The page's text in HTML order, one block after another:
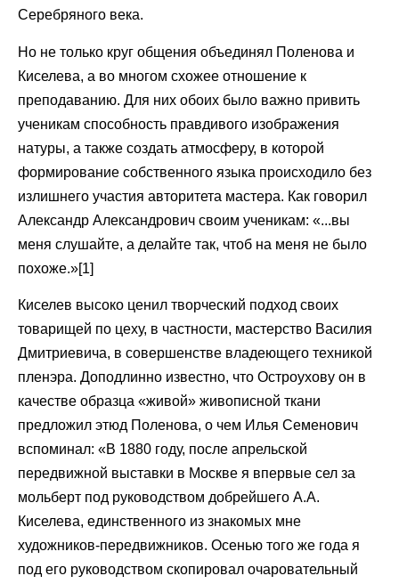
Серебряного века.
Но не только круг общения объединял Поленова и
Киселева, а во многом схожее отношение к
преподаванию. Для них обоих было важно привить
ученикам способность правдивого изображения
натуры, а также создать атмосферу, в которой
формирование собственного языка происходило без
излишнего участия авторитета мастера. Как говорил
Александр Александрович своим ученикам: «...вы
меня слушайте, а делайте так, чтоб на меня не было
похоже.»[1]
Киселев высоко ценил творческий подход своих
товарищей по цеху, в частности, мастерство Василия
Дмитриевича, в совершенстве владеющего техникой
пленэра. Доподлинно известно, что Остроухову он в
качестве образца «живой» живописной ткани
предложил этюд Поленова, о чем Илья Семенович
вспоминал: «В 1880 году, после апрельской
передвижной выставки в Москве я впервые сел за
мольберт под руководством добрейшего А.А.
Киселева, единственного из знакомых мне
художников-передвижников. Осенью того же года я
под его руководством скопировал очаровательный